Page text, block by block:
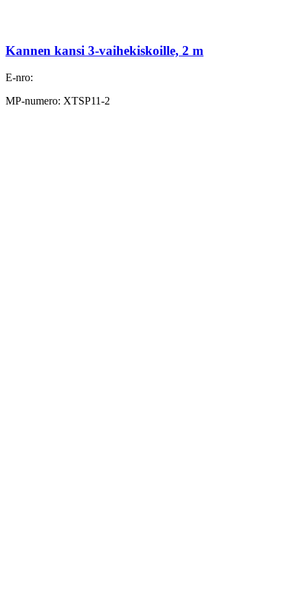
Kannen kansi 3-vaihekiskoille, 2 m
E-nro:
MP-numero: XTSP11-2